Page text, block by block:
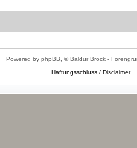
Powered by phpBB, © Baldur Brock -
Haftungsschluss / Disclaimer